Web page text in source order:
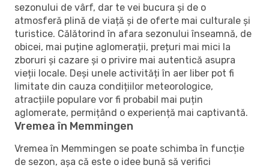
sezonului de vârf, dar te vei bucura și de o
atmosferă plină de viață și de oferte mai culturale și
turistice. Călătorind în afara sezonului înseamnă, de
obicei, mai puține aglomerații, prețuri mai mici la
zboruri și cazare și o privire mai autentică asupra
vieții locale. Deși unele activități în aer liber pot fi
limitate din cauza condițiilor meteorologice,
atracțiile populare vor fi probabil mai puțin
aglomerate, permițând o experiență mai captivantă.
Vremea în Memmingen
Vremea în Memmingen se poate schimba în funcție
de sezon, așa că este o idee bună să verifici